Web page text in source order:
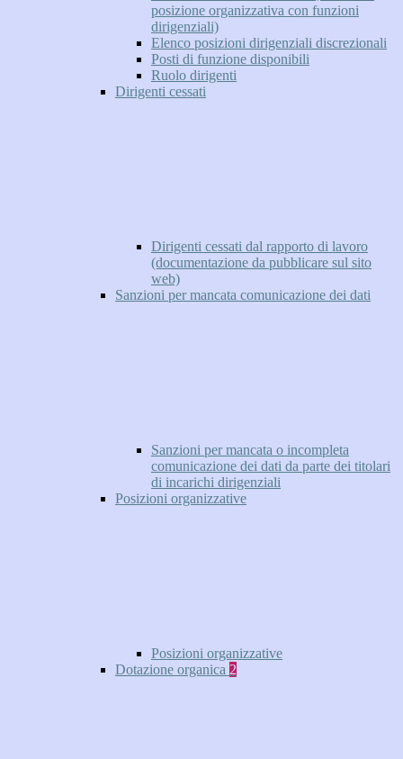
posizione organizzativa con funzioni
dirigenziali)
Elenco posizioni dirigenziali discrezionali
Posti di funzione disponibili
Ruolo dirigenti
Dirigenti cessati
Dirigenti cessati dal rapporto di lavoro
(documentazione da pubblicare sul sito
web)
Sanzioni per mancata comunicazione dei dati
Sanzioni per mancata o incompleta
comunicazione dei dati da parte dei titolari
di incarichi dirigenziali
Posizioni organizzative
Posizioni organizzative
Dotazione organica 2